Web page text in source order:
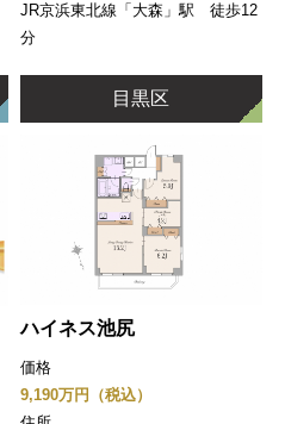
JR京浜東北線「大森」駅 徒歩12
分
目黒区
ハイネス池尻
価格
9,190万円（税込）